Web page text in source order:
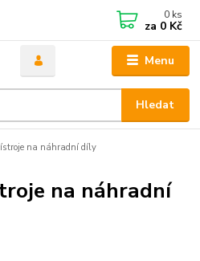
Menu
Hledat
0 ks
za 0 Kč
na náhradní díly
na náhradní